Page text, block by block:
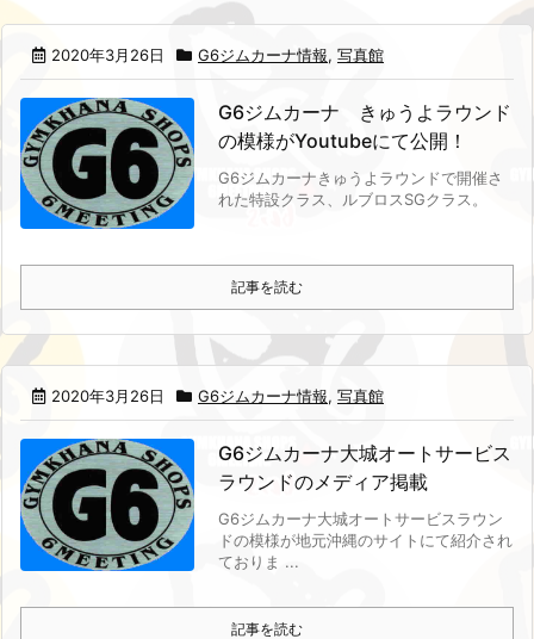
2020年3月26日 G6ジムカーナ情報, 写真館
G6ジムカーナ きゅうよラウンド
の模様がYoutubeにて公開！
G6ジムカーナきゅうよラウンドで開催さ
れた特設クラス、ルブロスSGクラス。
記事を読む
2020年3月26日 G6ジムカーナ情報, 写真館
G6ジムカーナ大城オートサービス
ラウンドのメディア掲載
G6ジムカーナ大城オートサービスラウン
ドの模様が地元沖縄のサイトにて紹介され
ておりま ...
記事を読む